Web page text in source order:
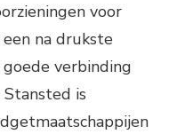
voor
na drukste
verbinding
is